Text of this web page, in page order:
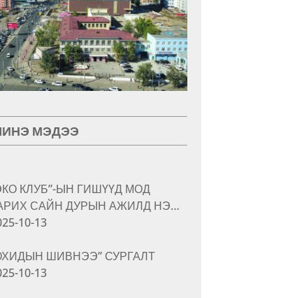
МЭДЭЭ
КЛУБ”-ЫН ГИШҮҮД МОД
САЙН ДУРЫН АЖИЛД НЭ…
10-13
ШИВНЭЭ” СУРГАЛТ
10-13